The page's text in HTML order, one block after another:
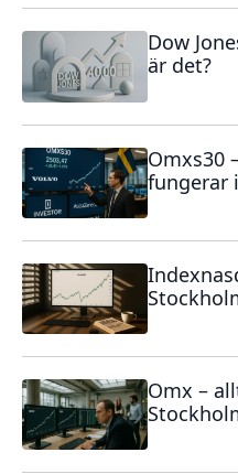
Dow
är det?
Omxs30
fungerar
Omx –